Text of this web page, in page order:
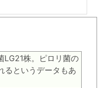
LG21株。ピロリ菌の
るというデータもあ